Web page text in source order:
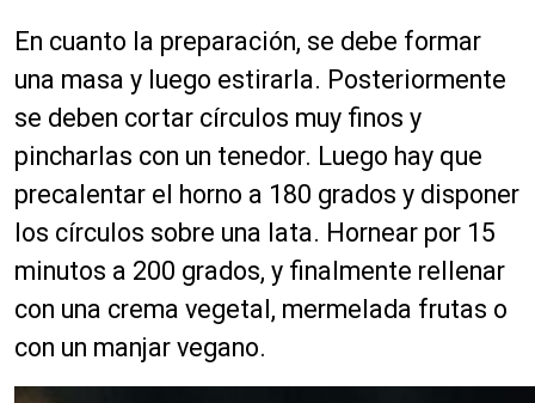
En cuanto la preparación, se debe formar
una masa y luego estirarla. Posteriormente
se deben cortar círculos muy finos y
pincharlas con un tenedor. Luego hay que
precalentar el horno a 180 grados y disponer
los círculos sobre una lata. Hornear por 15
minutos a 200 grados, y finalmente rellenar
con una crema vegetal, mermelada frutas o
con un manjar vegano.